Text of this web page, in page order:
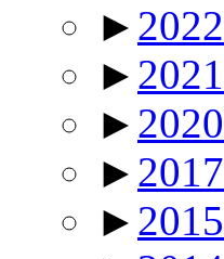
► 2022
► 2021
► 2020
► 2017
► 2015